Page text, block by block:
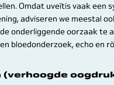
Omdat uveïtis vaak een
adviseren we meestal
onderliggende oorzaak te
bloedonderzoek, echo en
(verhoogde